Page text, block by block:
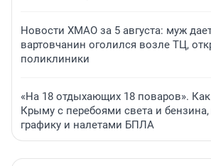
Новости ХМАО за 5 августа: муж
вартовчанин оголился возле ТЦ,
поликлиники
«На 18 отдыхающих 18 поваров».
Крыму с перебоями света и
графику и налетами БПЛА